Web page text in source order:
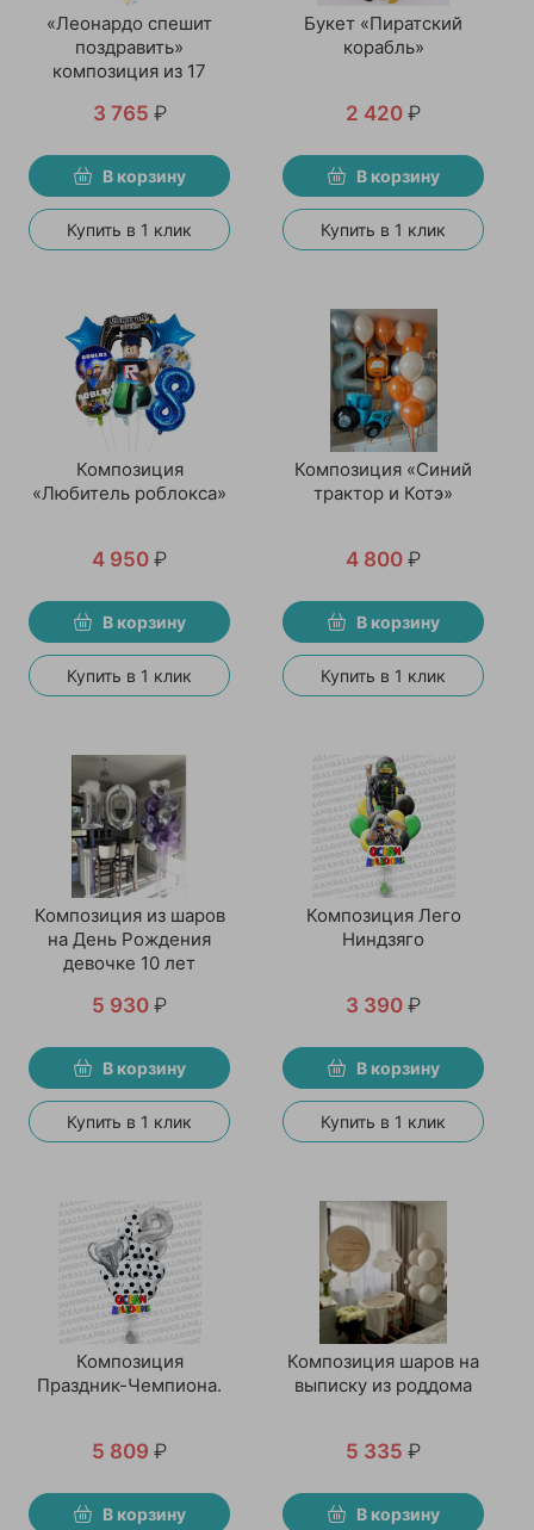
«Леонардо спешит
поздравить»
композиция из 17
3 765 ₽
В корзину
Купить в 1 клик
Букет «Пиратский
корабль»
2 420 ₽
В корзину
Купить в 1 клик
Композиция
«Любитель роблокса»
4 950 ₽
В корзину
Купить в 1 клик
Композиция «Синий
трактор и Котэ»
4 800 ₽
В корзину
Купить в 1 клик
Композиция из шаров
на День Рождения
девочке 10 лет
5 930 ₽
В корзину
Купить в 1 клик
Композиция Лего
Ниндзяго
3 390 ₽
В корзину
Купить в 1 клик
Композиция
Праздник-Чемпиона.
5 809 ₽
В корзину
Композиция шаров на
выписку из роддома
5 335 ₽
В корзину